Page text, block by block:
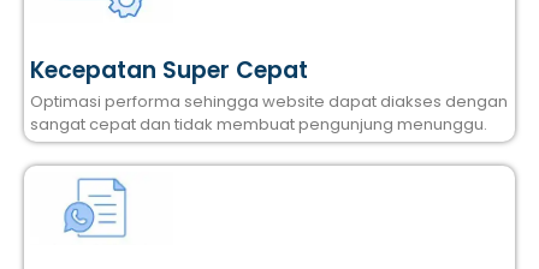
Kecepatan Super Cepat
Optimasi performa sehingga website dapat diakses dengan
sangat cepat dan tidak membuat pengunjung menunggu.